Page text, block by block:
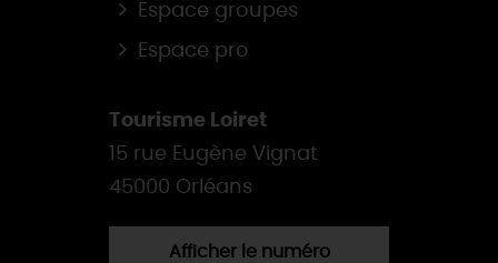
Espace groupes
Espace pro
Tourisme Loiret
15 rue Eugène Vignat
45000 Orléans
Afficher le numéro